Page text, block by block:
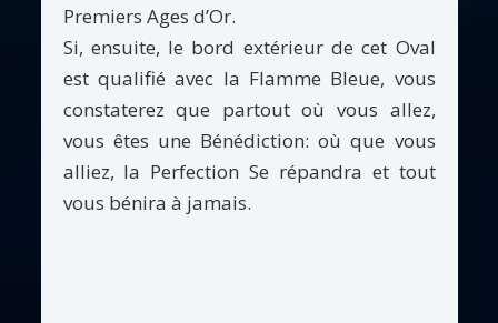
Premiers Ages d’Or.
Si, ensuite, le bord extérieur de cet Oval
est qualifié avec la Flamme Bleue, vous
constaterez que partout où vous allez,
vous êtes une Bénédiction: où que vous
alliez, la Perfection Se répandra et tout
vous bénira à jamais.